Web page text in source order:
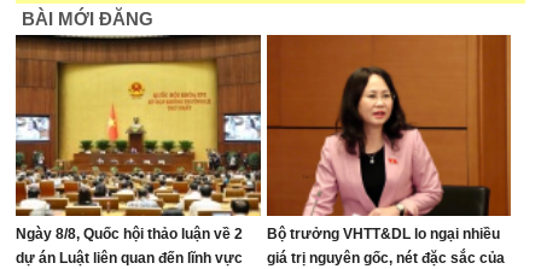
BÀI MỚI ĐĂNG
Ngày 8/8, Quốc hội thảo luận về 2
dự án Luật liên quan đến lĩnh vực
Bộ trưởng VHTT&DL lo ngại nhiều
giá trị nguyên gốc, nét đặc sắc của